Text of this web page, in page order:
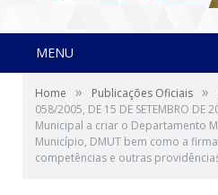
MENU
Home » Publicações Oficiais »
058/2005, DE 15 DE SETEMBRO
Municipal a criar o Departamento
Município, DMUT bem como a
competências e outras